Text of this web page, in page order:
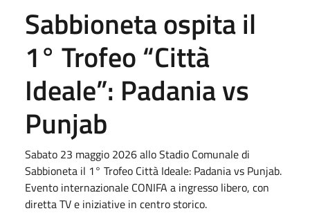
Sabbioneta ospita il
1° Trofeo “Città
Ideale”: Padania vs
Punjab
Sabato 23 maggio 2026 allo Stadio Comunale di
Sabbioneta il 1° Trofeo Città Ideale: Padania vs Punjab.
Evento internazionale CONIFA a ingresso libero, con
diretta TV e iniziative in centro storico.